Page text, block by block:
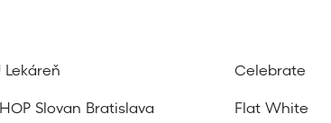
Lekáreň Celebrate
Slovan Bratislava Flat White